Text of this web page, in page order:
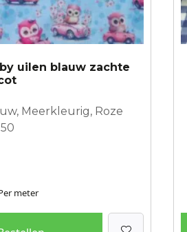
uilen blauw zachte
Meerkleurig, Roze
meter